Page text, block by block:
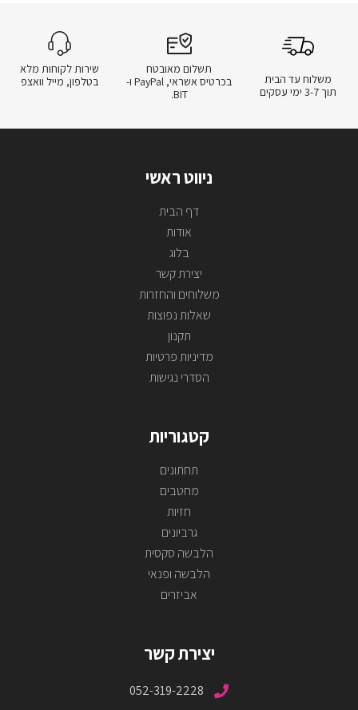
משלוח עד הבית
תוך 3-7 ימי עסקים
תשלום מאובטח
בכרטיס אשראי, PayPal ו-
BIT.
שירות לקוחות מלא
בטלפון, מייל וואצפ
ניווט ראשי
דף הבית
אודות
בלוג
יצירת קשר
משלוחים והחזרות
שאלות נפוצות
תקנון
מדיניות פרטיות
הסדרי נגישות
קטגוריות
תחתונים
מחטבים
חזיות
גרביונים
הלבשה סקסית
הלבשה ופנאי
אביזרים
יצירת קשר
052-319-2228